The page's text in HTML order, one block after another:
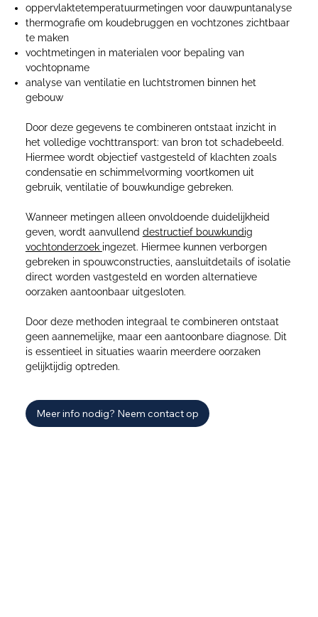
oppervlaktetemperatuurmetingen voor dauwpuntanalyse
thermografie om koudebruggen en vochtzones zichtbaar
te maken
vochtmetingen in materialen voor bepaling van
vochtopname
analyse van ventilatie en luchtstromen binnen het
gebouw
Door deze gegevens te combineren ontstaat inzicht in
het volledige vochttransport: van bron tot schadebeeld.
Hiermee wordt objectief vastgesteld of klachten zoals
condensatie en schimmelvorming voortkomen uit
gebruik, ventilatie of bouwkundige gebreken.
Wanneer metingen alleen onvoldoende duidelijkheid
geven, wordt aanvullend destructief bouwkundig
vochtonderzoek ingezet. Hiermee kunnen verborgen
gebreken in spouwconstructies, aansluitdetails of isolatie
direct worden vastgesteld en worden alternatieve
oorzaken aantoonbaar uitgesloten.
Door deze methoden integraal te combineren ontstaat
geen aannemelijke, maar een aantoonbare diagnose. Dit
is essentieel in situaties waarin meerdere oorzaken
gelijktijdig optreden.
Meer info nodig? Neem contact op